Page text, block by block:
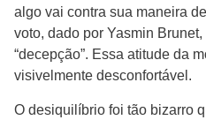
algo vai contra sua maneira
voto, dado por Yasmin
“decepção”. Essa atitude da
visivelmente desconfortável.
O desiquilíbrio foi tão bizarro